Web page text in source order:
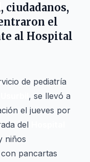
ciudadanos,
el
al Hospital
de pediatría
, se llevó a
el jueves por
del
niños
pancartas